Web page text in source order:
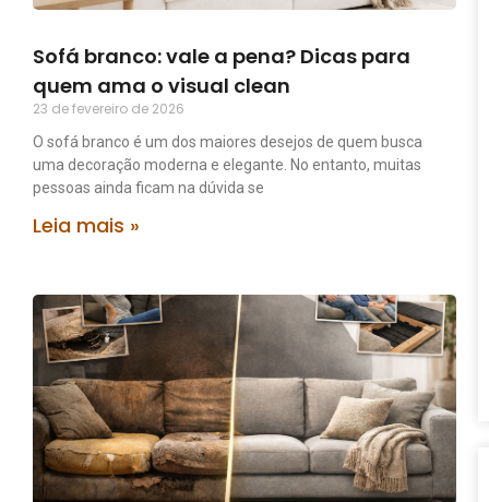
Sofá branco: vale a pena? Dicas para
quem ama o visual clean
23 de fevereiro de 2026
O sofá branco é um dos maiores desejos de quem busca
uma decoração moderna e elegante. No entanto, muitas
pessoas ainda ficam na dúvida se
Leia mais »